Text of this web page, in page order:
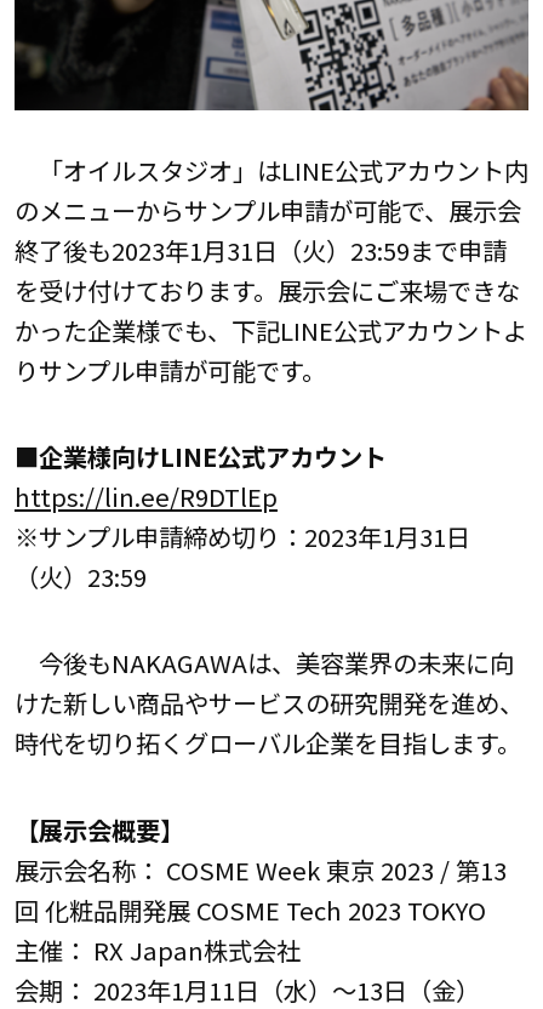
「オイルスタジオ」はLINE公式アカウント内
のメニューからサンプル申請が可能で、展示会
終了後も2023年1月31日（火）23:59まで申請
を受け付けております。展示会にご来場できな
かった企業様でも、下記LINE公式アカウントよ
りサンプル申請が可能です。
■企業様向けLINE公式アカウント
https://lin.ee/R9DTlEp
※サンプル申請締め切り：2023年1月31日
（火）23:59
今後もNAKAGAWAは、美容業界の未来に向
けた新しい商品やサービスの研究開発を進め、
時代を切り拓くグローバル企業を目指します。
【展示会概要】
展示会名称： COSME Week 東京 2023 / 第13
回 化粧品開発展 COSME Tech 2023 TOKYO
主催： RX Japan株式会社
会期： 2023年1月11日（水）～13日（金）